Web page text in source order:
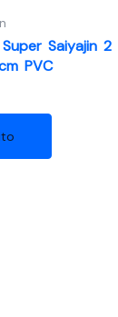
Saiyajin 2
PVC